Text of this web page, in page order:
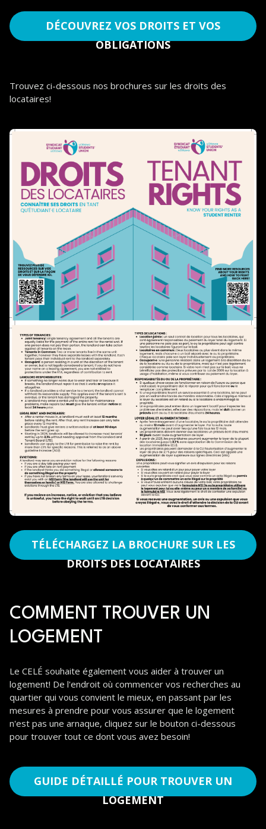
DÉCOUVREZ VOS DROITS ET VOS
OBLIGATIONS
Trouvez ci-dessous nos brochures sur les droits des
locataires!
TÉLÉCHARGEZ LA BROCHURE SUR LES
DROITS DES LOCATAIRES
COMMENT TROUVER UN
LOGEMENT
Le CELÉ souhaite également vous aider à trouver un
logement! De l'endroit où commencer vos recherches au
quartier qui vous convient le mieux, en passant par les
mesures à prendre pour vous assurer que le logement
n'est pas une arnaque, cliquez sur le bouton ci-dessous
pour trouver tout ce dont vous avez besoin!
GUIDE DÉTAILLÉ POUR TROUVER UN
LOGEMENT